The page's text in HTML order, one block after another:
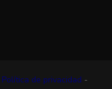
Política de privacidad -